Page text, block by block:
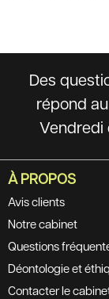
Des
répond au
Vendredi
À PROPOS
Avis clients
Notre cabinet
Questions
Déontologie et
Contacter le